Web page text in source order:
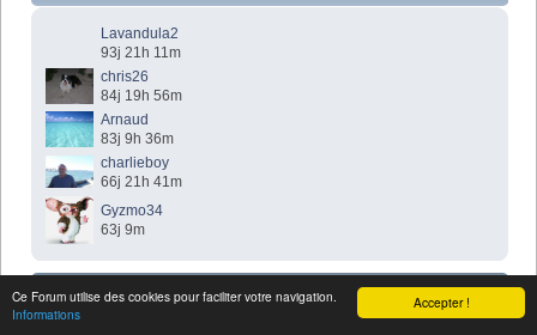
Accepter !
Ce Forum utilise des cookies pour faciliter votre navigation.
Informations
Lavandula2
93j 21h 11m
chris26
84j 19h 56m
Arnaud
83j 9h 36m
charlieboy
66j 21h 41m
Gyzmo34
63j 9m
Top membres